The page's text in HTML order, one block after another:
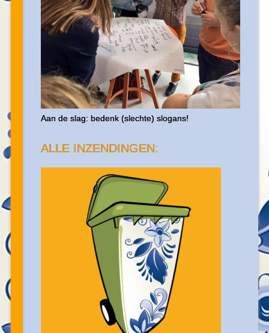
Aan de slag: bedenk (slechte) slogans!
ALLE INZENDINGEN: